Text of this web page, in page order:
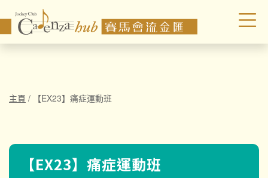
主頁 / 【EX23】痛症運動班
【EX23】痛症運動班